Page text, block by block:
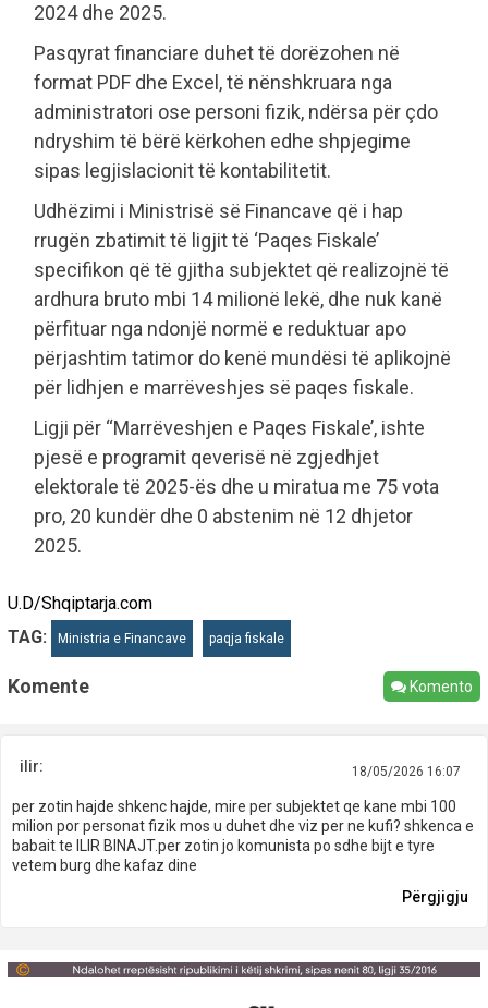
2024 dhe 2025.
Pasqyrat financiare duhet të dorëzohen në
format PDF dhe Excel, të nënshkruara nga
administratori ose personi fizik, ndërsa për çdo
ndryshim të bërë kërkohen edhe shpjegime
sipas legjislacionit të kontabilitetit.
Udhëzimi i Ministrisë së Financave që i hap
rrugën zbatimit të ligjit të ‘Paqes Fiskale’
specifikon që të gjitha subjektet që realizojnë të
ardhura bruto mbi 14 milionë lekë, dhe nuk kanë
përfituar nga ndonjë normë e reduktuar apo
përjashtim tatimor do kenë mundësi të aplikojnë
për lidhjen e marrëveshjes së paqes fiskale.
Ligji për “Marrëveshjen e Paqes Fiskale’, ishte
pjesë e programit qeverisë në zgjedhjet
elektorale të 2025-ës dhe u miratua me 75 vota
pro, 20 kundër dhe 0 abstenim në 12 dhjetor
2025.
U.D/Shqiptarja.com
TAG:
Ministria e Financave paqja fiskale
Komente Komento
ilir: 18/05/2026 16:07
per zotin hajde shkenc hajde, mire per subjektet qe kane mbi 100
milion por personat fizik mos u duhet dhe viz per ne kufi? shkenca e
babait te ILIR BINAJT.per zotin jo komunista po sdhe bijt e tyre
vetem burg dhe kafaz dine
Përgjigju